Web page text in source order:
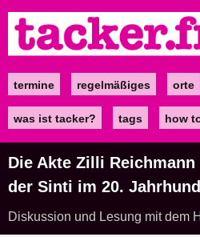
zum
Inhalt
Maintermine regelmäßiges orte
was ist tacker? tags how
Die Akte Zilli
der Sinti im 20.
Diskussion und Lesung mit dem